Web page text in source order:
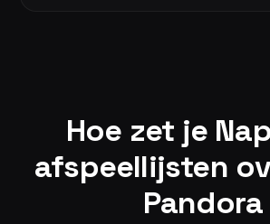
Hoe zet je
afspeellijsten
Pandora